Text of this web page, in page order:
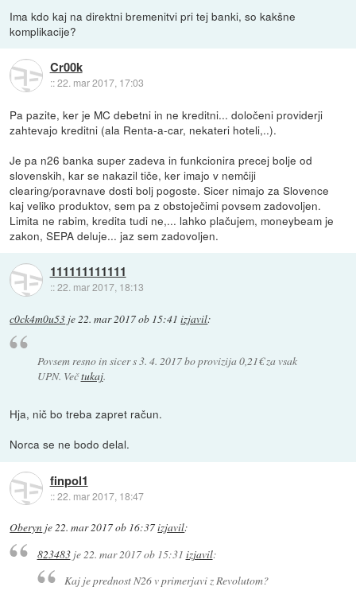
Ima kdo kaj na direktni bremenitvi pri tej banki, so kakšne
komplikacije?
Cr00k
::22. mar 2017, 17:03
Pa pazite, ker je MC debetni in ne kreditni... določeni providerji
zahtevajo kreditni (ala Renta-a-car, nekateri hoteli,..).
Je pa n26 banka super zadeva in funkcionira precej bolje od
slovenskih, kar se nakazil tiče, ker imajo v nemčiji
clearing/poravnave dosti bolj pogoste. Sicer nimajo za Slovence
kaj veliko produktov, sem pa z obstoječimi povsem zadovoljen.
Limita ne rabim, kredita tudi ne,... lahko plačujem, moneybeam je
zakon, SEPA deluje... jaz sem zadovoljen.
111111111111
::22. mar 2017, 18:13
c0ck4m0u53 je22. mar 2017 ob 15:41 izjavil:
Povsem resno in sicer s 3. 4. 2017 bo provizija 0,21€ za vsak
UPN. Večtukaj.
Hja, nič bo treba zapret račun.
Norca se ne bodo delal.
finpol1
::22. mar 2017, 18:47
Oberyn je22. mar 2017 ob 16:37izjavil:
823483je22. mar 2017 ob 15:31 izjavil:
Kaj je prednost N26 v primerjavi z Revolutom?